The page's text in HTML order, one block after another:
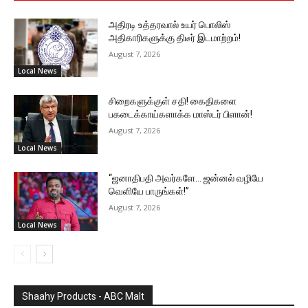
Local News
அதிரடி உத்தரவால் உயர் பொலிஸ்
அதிகாரிகளுக்கு திடீர் இடமாற்றம்!
August 7, 2026
Local News
சிறைகளுக்குள் சதி! கைதிகளை
பகடைக்காய்களாக்க மாஸ்டர் பிளான்!
August 7, 2026
Local News
“ஜனாதிபதி அவர்களே… ஜன்னல் வழியே
வெளியே பாருங்கள்!”
August 7, 2026
Shaahy Products - ABC Malt